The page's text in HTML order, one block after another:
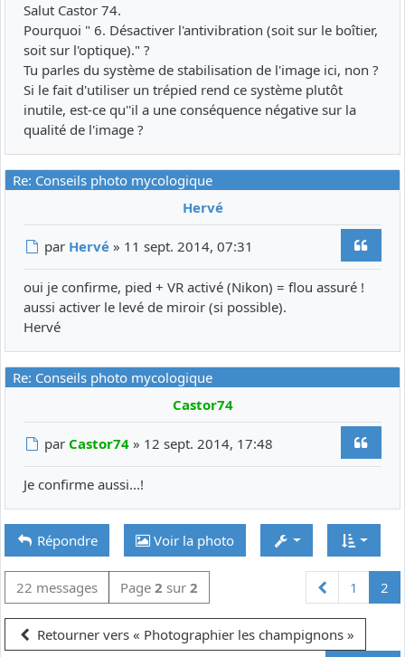
Salut Castor 74.
Pourquoi " 6. Désactiver l'antivibration (soit sur le boîtier,
soit sur l'optique)." ?
Tu parles du système de stabilisation de l'image ici, non ?
Si le fait d'utiliser un trépied rend ce système plutôt
inutile, est-ce qu''il a une conséquence négative sur la
qualité de l'image ?
Re: Conseils photo mycologique
Hervé
Message
par Hervé » 11 sept. 2014, 07:31
oui je confirme, pied + VR activé (Nikon) = flou assuré !
aussi activer le levé de miroir (si possible).
Hervé
Re: Conseils photo mycologique
Castor74
Message
par Castor74 » 12 sept. 2014, 17:48
Je confirme aussi...!
Répondre Voir la photo
Précédente
1 2
22 messages Page 2 sur 2
Retourner vers « Photographier les champignons »